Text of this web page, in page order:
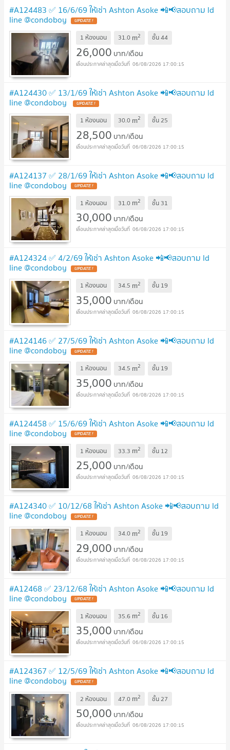
#A124483 ✅ 16/6/69 ให้เช่า Ashton Asoke 📲📢สอบถาม ld
line @condoboy UPDATE !
1 ห้องนอน 31.0 m2 ชั้น44
26,000 บาท/เดือน
06/08/2026 17:00:15
#A124430 ✅ 13/1/69 ให้เช่า Ashton Asoke 📲📢สอบถาม ld
line @condoboy UPDATE !
1 ห้องนอน 30.0 m2 ชั้น25
28,500 บาท/เดือน
06/08/2026 17:00:15
#A124137 ✅ 28/1/69 ให้เช่า Ashton Asoke 📲📢สอบถาม ld
line @condoboy UPDATE !
1 ห้องนอน 31.0 m2 ชั้น 31
30,000 บาท/เดือน
06/08/2026 17:00:15
#A124324 ✅ 4/2/69 ให้เช่า Ashton Asoke 📲📢สอบถาม ld
line @condoboy UPDATE !
1 ห้องนอน 34.5 m2 ชั้น 19
35,000 บาท/เดือน
06/08/2026 17:00:15
#A124146 ✅ 27/5/69 ให้เช่า Ashton Asoke 📲📢สอบถาม ld
line @condoboy UPDATE !
1 ห้องนอน 34.5 m2 ชั้น 19
35,000 บาท/เดือน
06/08/2026 17:00:15
#A124458 ✅ 15/6/69 ให้เช่า Ashton Asoke 📲📢สอบถาม ld
line @condoboy UPDATE !
1 ห้องนอน 33.3 m2 ชั้น 12
25,000 บาท/เดือน
06/08/2026 17:00:15
#A124340 ✅ 10/12/68 ให้เช่า Ashton Asoke 📲📢สอบถาม ld
line @condoboy UPDATE !
1 ห้องนอน 34.0 m2 ชั้น 19
29,000 บาท/เดือน
06/08/2026 17:00:15
#A12468 ✅ 23/12/68 ให้เช่า Ashton Asoke 📲📢สอบถาม ld
line @condoboy UPDATE !
1 ห้องนอน 35.6 m2 ชั้น 16
35,000 บาท/เดือน
06/08/2026 17:00:15
#A124367 ✅ 12/5/69 ให้เช่า Ashton Asoke 📲📢สอบถาม ld
line @condoboy UPDATE !
2 ห้องนอน 47.0 m2 ชั้น27
50,000 บาท/เดือน
06/08/2026 17:00:15